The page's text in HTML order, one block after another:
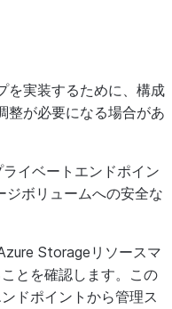
を実装するために、構成
整が必要になる場合があ
イベートエンドポイン
ジボリュームへの安全な
Storageリソースマ
とを確認します。この
ドポイントから管理ス